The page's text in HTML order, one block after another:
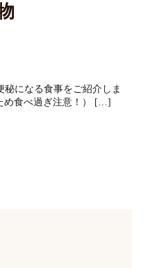
になる食事をご紹介しま
め食べ過ぎ注意！） […]